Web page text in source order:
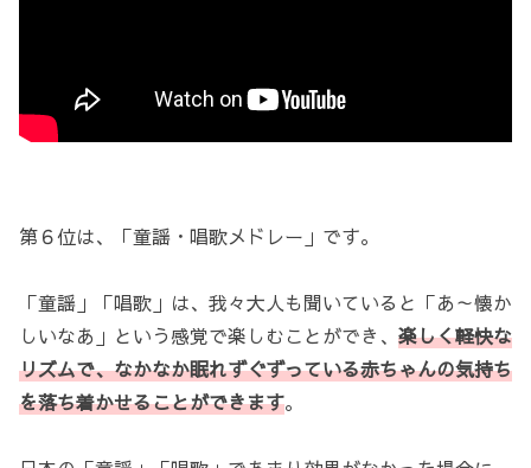
第６位は、「童謡・唱歌メドレー」です。
「童謡」「唱歌」は、我々大人も聞いていると「あ～懐か
しいなあ」という感覚で楽しむことができ、 楽しく軽快な
リズムで、なかなか眠れずぐずっている赤ちゃんの気持ち
を落ち着かせることができます。